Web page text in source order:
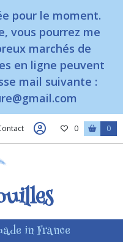
pour le moment.
vous pourrez me
marchés de
en ligne peuvent
mail suivante :
0 0
in France